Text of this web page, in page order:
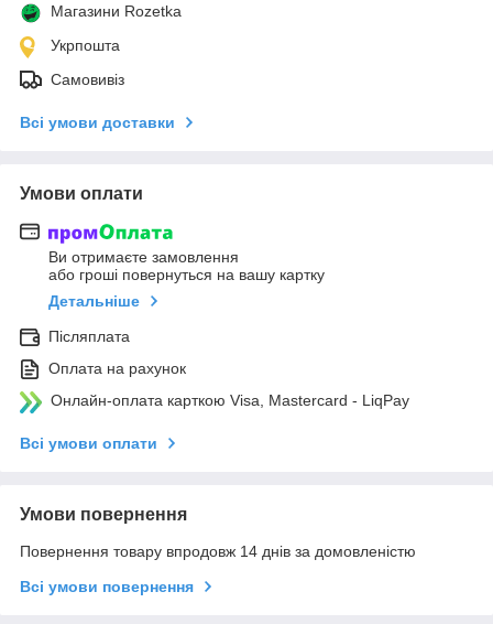
Магазини Rozetka
Укрпошта
Самовивіз
Всі умови доставки
Умови оплати
Ви отримаєте замовлення
або гроші повернуться на вашу картку
Детальніше
Післяплата
Оплата на рахунок
Онлайн-оплата карткою Visa, Mastercard - LiqPay
Всі умови оплати
Умови повернення
Повернення товару впродовж 14 днів за домовленістю
Всі умови повернення